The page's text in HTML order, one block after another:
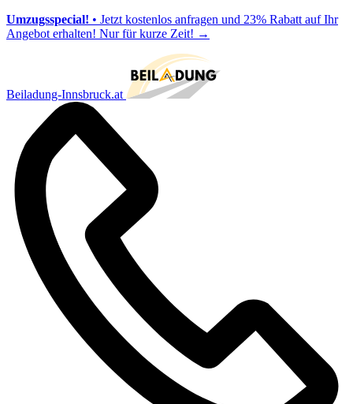
Umzugsspecial! • Jetzt kostenlos anfragen und 23% Rabatt auf Ihr
Angebot erhalten! Nur für kurze Zeit! →
Beiladung-Innsbruck.at